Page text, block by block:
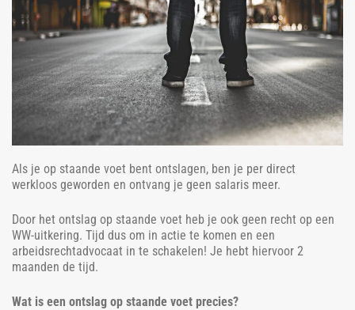
Als je op staande voet bent ontslagen, ben je per direct
werkloos geworden en ontvang je geen salaris meer.
Door het ontslag op staande voet heb je ook geen recht op een
WW-uitkering. Tijd dus om in actie te komen en een
arbeidsrechtadvocaat in te schakelen! Je hebt hiervoor 2
maanden de tijd.
Wat is een ontslag op staande voet precies?